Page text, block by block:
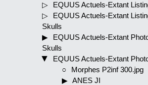
EQUUS Actuels-Extant
EQUUS Actuels-Extant
Skulls
EQUUS Actuels-Extant
Skulls
EQUUS Actuels-Extant
Morphes P2inf 300.jpg
ANES JI